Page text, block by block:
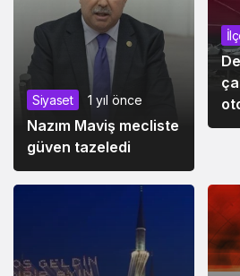
Siyaset 1 yıl önce
Nazım Maviş mecliste
güven tazeledi